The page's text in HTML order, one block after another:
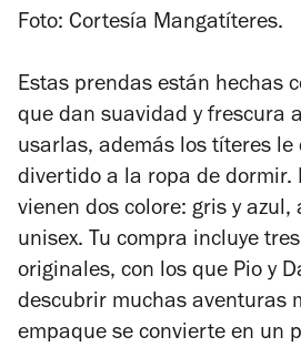
Foto: Cortesía Mangatíteres.
Estas prendas están hechas
que dan suavidad y frescura
usarlas, además los títeres le
divertido a la ropa de dormir.
vienen dos colore: gris y azul,
unisex. Tu compra incluye
originales, con los que Pio y
descubrir muchas aventuras
empaque se convierte en un